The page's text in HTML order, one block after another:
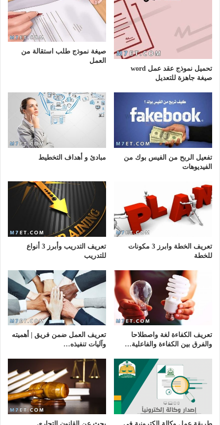
تحميل نموذج عقد عمل word
صيغة جاهزة للتعديل
صيغة نموذج طلب استقالة من
العمل
تفعيل الربح من الفيس بوك من
الفيديوهات
مبادئ و أهداف التخطيط
تعريف الخطة وابرز 3 مكونات
للخطة
تعريف التدريب وأبرز 3 أنواع
للتدريب
تعريف الكفاءة لغة واصطلاحا
والفرق بين الكفاءة والفاعلية…
تعريف العمل ضمن فريق | أهميته
وآليات تنفيذه…